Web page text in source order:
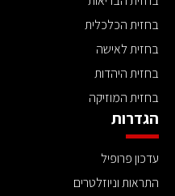
בחזית הכלכלית
בחזית לאישה
בחזית היהדות
בחזית המוזיקה
הגדרות
עדכון פרופיל
התראות וניוזלטרים